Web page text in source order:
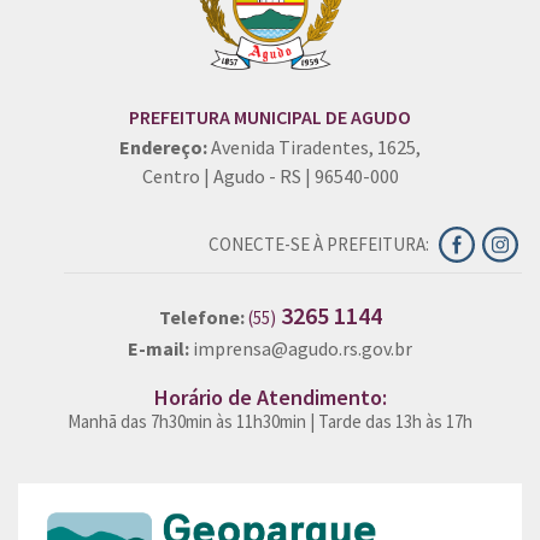
PREFEITURA MUNICIPAL DE AGUDO
Endereço:Avenida Tiradentes, 1625,
Centro | Agudo - RS | 96540-000
CONECTE-SE À PREFEITURA:
Telefone:(55) 3265 1144
E-mail: imprensa@agudo.rs.gov.br
Horário de Atendimento:
Manhã das 7h30min às 11h30min | Tarde das 13h às 17h